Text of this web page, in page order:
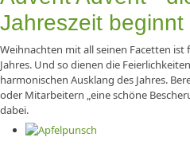
Jahreszeit beginnt
Weihnachten mit all seinen Facetten ist
Jahres. Und so dienen die
harmonischen Ausklang des Jahres.
oder Mitarbeitern „eine schöne
dabei.